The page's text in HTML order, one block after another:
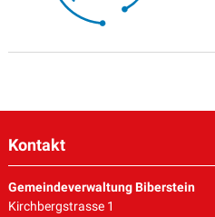
Kontakt
Gemeindeverwaltung Biberstein
Kirchbergstrasse 1